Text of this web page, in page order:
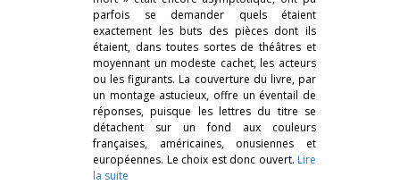
parfois se demander quels étaient
exactement les buts des pièces dont ils
étaient, dans toutes sortes de théâtres et
moyennant un modeste cachet, les acteurs
ou les figurants. La couverture du livre, par
un montage astucieux, offre un éventail de
réponses, puisque les lettres du titre se
détachent sur un fond aux couleurs
françaises, américaines, onusiennes et
européennes. Le choix est donc ouvert. Lire
la suite